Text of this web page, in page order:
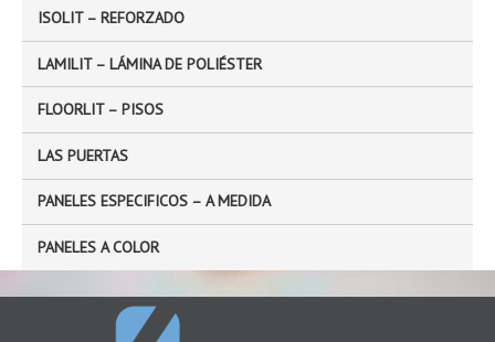
ISOLIT – REFORZADO
LAMILIT – LÁMINA DE POLIÉSTER
FLOORLIT – PISOS
LAS PUERTAS
PANELES ESPECIFICOS – A MEDIDA
PANELES A COLOR